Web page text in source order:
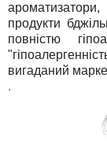
продукти
повністю
вигаданий
.